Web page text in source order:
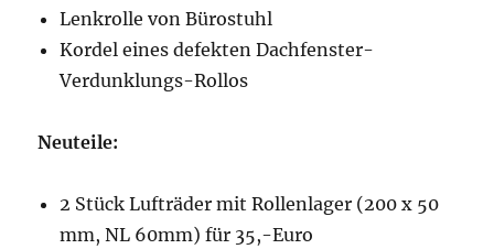
Lenkrolle von Bürostuhl
Kordel eines defekten Dachfenster-
Verdunklungs-Rollos
Neuteile:
2 Stück Lufträder mit Rollenlager (200 x 50
mm, NL 60mm) für 35,-Euro